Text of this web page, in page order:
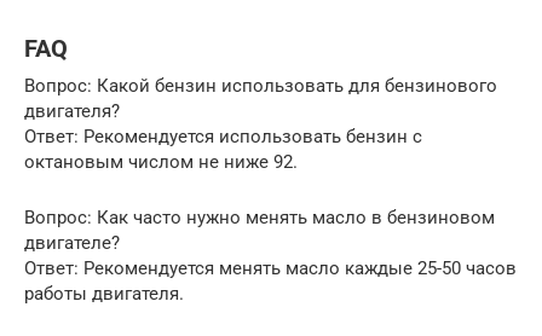
FAQ
Вопрос: Какой бензин использовать для бензинового
двигателя?
Ответ: Рекомендуется использовать бензин с
октановым числом не ниже 92.
Вопрос: Как часто нужно менять масло в бензиновом
двигателе?
Ответ: Рекомендуется менять масло каждые 25-50 часов
работы двигателя.